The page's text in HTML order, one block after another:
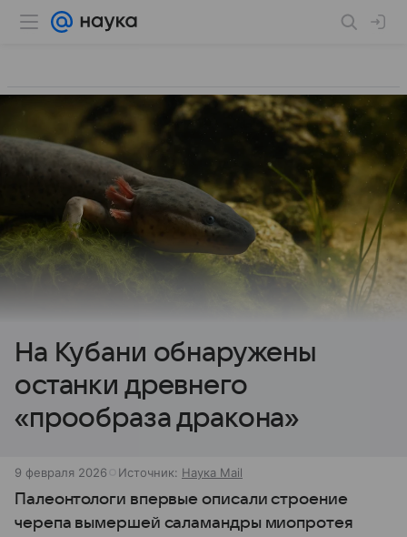
На Кубани обнаружены
останки древнего
«прообраза дракона»
9 февраля 2026 Источник: Наука Mail
Палеонтологи впервые описали строение
черепа вымершей саламандры миопротея